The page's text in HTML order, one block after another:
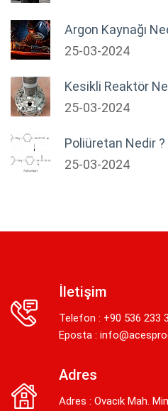
Argon Kaynağı
25-03-2024
Kesikli Reaktör
25-03-2024
Poliüretan Nedir ?
25-03-2024
İletişim
Telefon : +90 536 233
Eposta :
Adres
Adres : Ovacık Mah.